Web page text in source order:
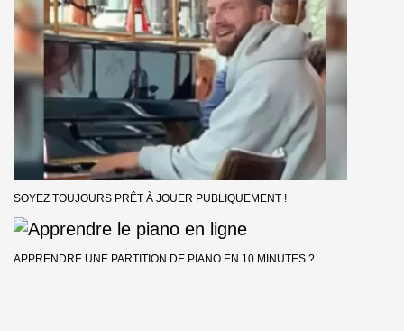
SOYEZ TOUJOURS PRÊT À JOUER PUBLIQUEMENT !
APPRENDRE UNE PARTITION DE PIANO EN 10 MINUTES ?